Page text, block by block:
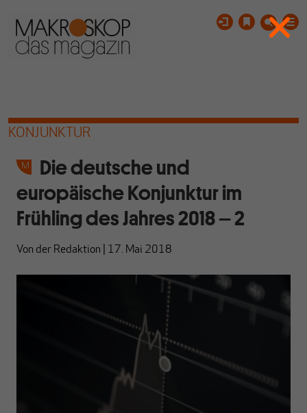
KONJUNKTUR
Die deutsche und
europäische Konjunktur im
Frühling des Jahres 2018 – 2
Von der Redaktion 17. Mai 2018